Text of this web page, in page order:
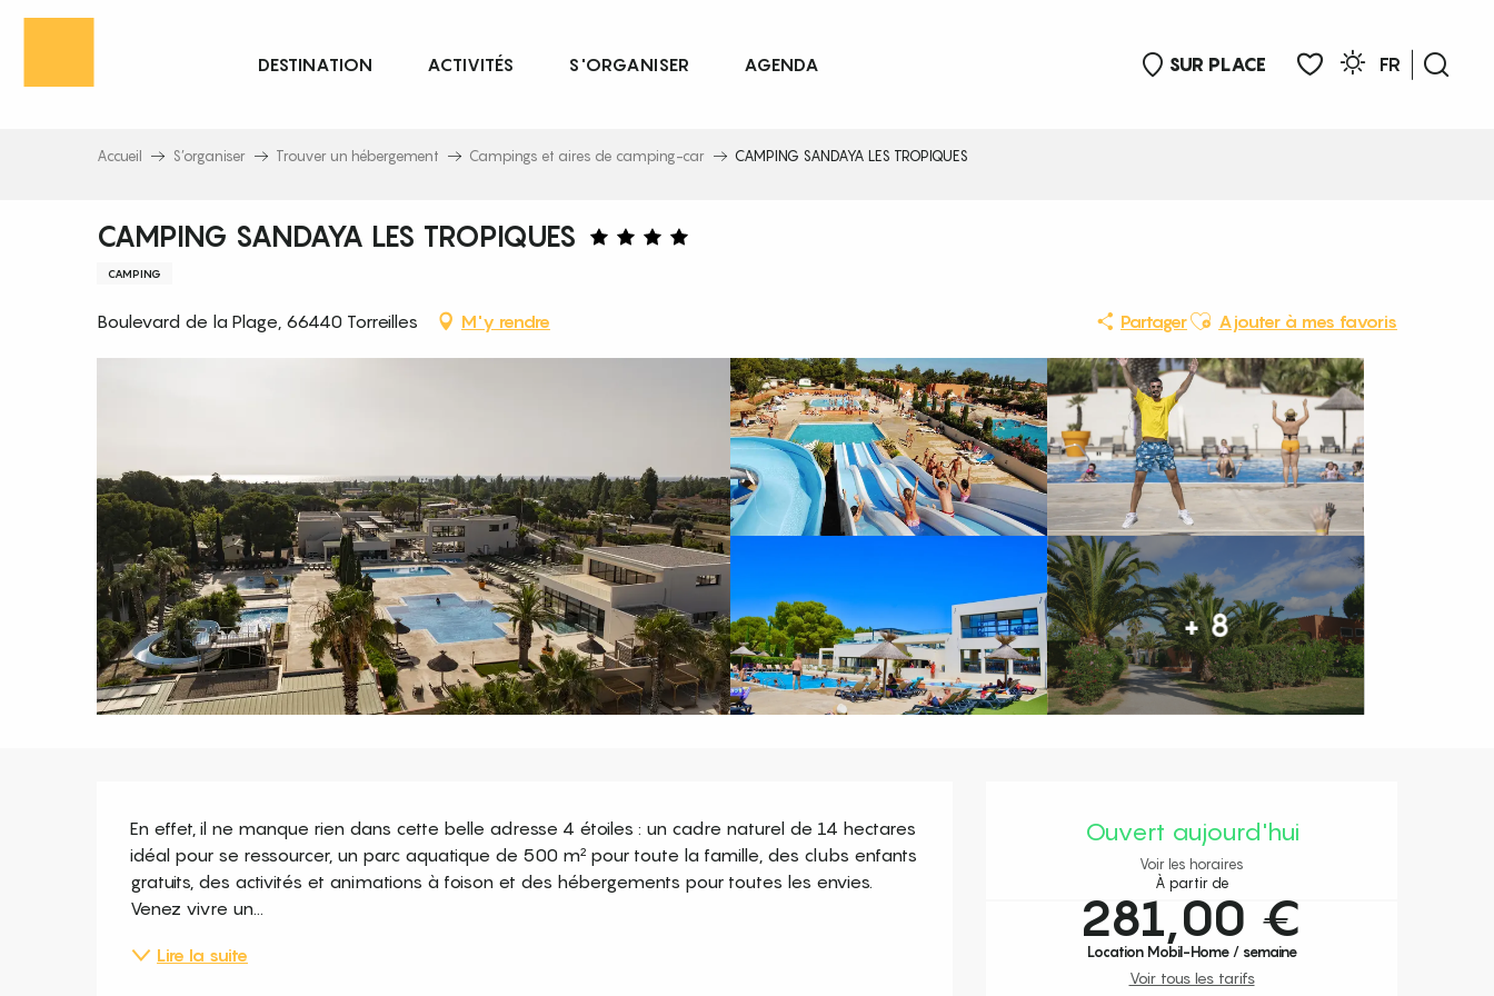
Aller
principal
SUR PLACE
FR
DESTINATION ACTIVITÉS S'ORGANISER AGENDA
Accueil S’organiser Trouver un hébergement Campings et aires de camping-car CAMPING SANDAYA LES TROPIQUES
CAMPING SANDAYA LES TROPIQUES
CAMPING
Boulevard de la Plage, 66440 Torreilles M'y rendre PartagerAjouter aux favoris
Ajouter à mes favoris
+ 8
Ouvert aujourd'hui
Voir les horaires
À partir de
281,00 €
Location Mobil-Home / semaine
Voir tous les tarifs
Description
En effet, il ne manque rien dans cette belle adresse 4 étoiles : un cadre naturel de 14 hectares
idéal pour se ressourcer, un parc aquatique de 500 m² pour toute la famille, des clubs enfants
gratuits, des activités et animations à foison et des hébergements pour toutes les envies.
Venez vivre un...
Lire la suite